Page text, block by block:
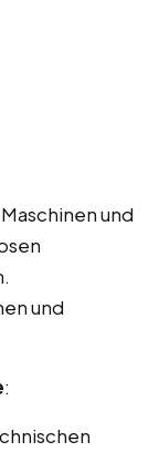
und
und
: